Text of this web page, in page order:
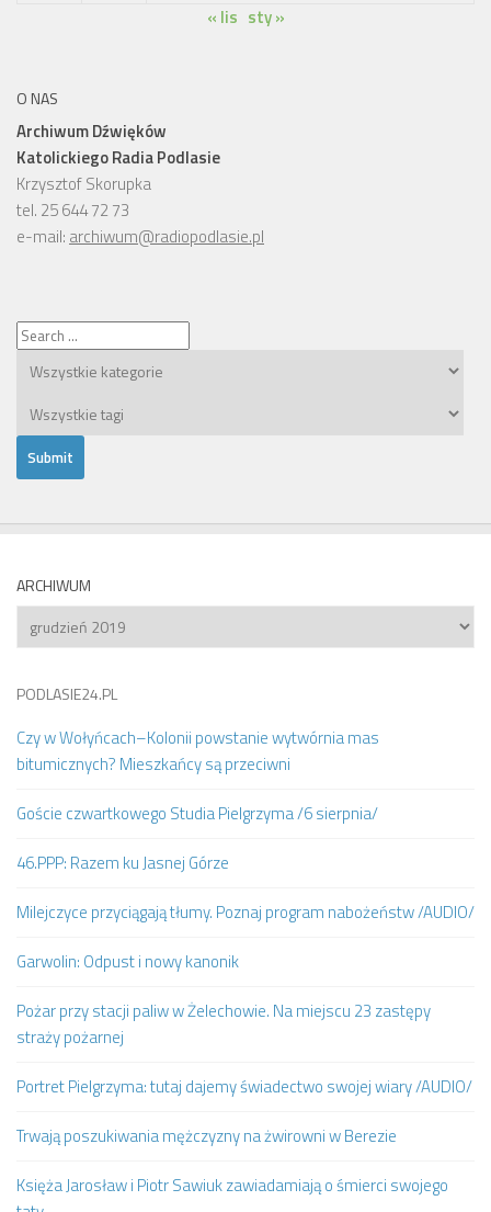
« lis sty »
O NAS
Archiwum Dźwięków
Katolickiego Radia Podlasie
Krzysztof Skorupka
tel. 25 644 72 73
e-mail: archiwum@radiopodlasie.pl
ARCHIWUM
Archiwum
PODLASIE24.PL
Czy w Wołyńcach–Kolonii powstanie wytwórnia mas
bitumicznych? Mieszkańcy są przeciwni
Goście czwartkowego Studia Pielgrzyma /6 sierpnia/
46.PPP: Razem ku Jasnej Górze
Milejczyce przyciągają tłumy. Poznaj program nabożeństw /AUDIO/
Garwolin: Odpust i nowy kanonik
Pożar przy stacji paliw w Żelechowie. Na miejscu 23 zastępy
straży pożarnej
Portret Pielgrzyma: tutaj dajemy świadectwo swojej wiary /AUDIO/
Trwają poszukiwania mężczyzny na żwirowni w Berezie
Księża Jarosław i Piotr Sawiuk zawiadamiają o śmierci swojego